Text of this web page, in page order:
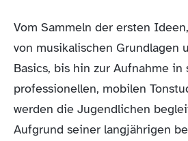
Vom Sammeln der ersten
von musikalischen Grundlagen
Basics, bis hin zur Aufnahme in
professionellen, mobilen
werden die Jugendlichen
Aufgrund seiner langjährigen